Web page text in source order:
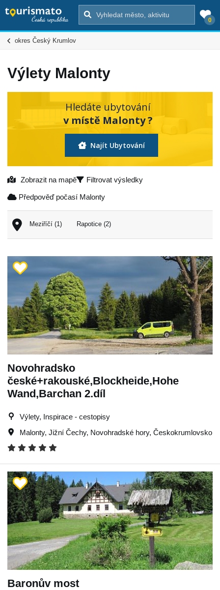
0
okres Český Krumlov
Výlety Malonty
Hledáte ubytování
v místě Malonty ?
Najít Ubytování
Zobrazit na mapě Filtrovat výsledky
Předpověď počasí Malonty
Meziříčí (1) Rapotice (2)
Novohradsko
české+rakouské,Blockheide,Hohe
Wand,Barchan 2.díl
Výlety, Inspirace - cestopisy
Malonty, Jižní Čechy, Novohradské hory, Českokrumlovsko
Baronův most